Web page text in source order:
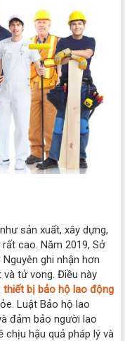
sản xuất, xây dựng,
cao. Năm 2019, Sở
ghi nhận hơn
và tử vong. Điều này
thiết bị bảo hộ lao động
Luật Bảo hộ lao
đảm bảo người lao
chịu hậu quả pháp lý và